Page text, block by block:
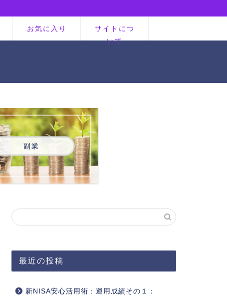
お気に入り
サイトにつ
いて
副業
最近の投稿
新NISA安心活用術：運用成績その１：